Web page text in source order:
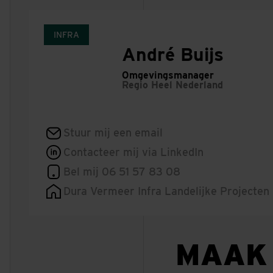
INFRA
André Buijs
Omgevingsmanager
Regio Heel Nederland
Stuur mij een email
Contacteer mij via LinkedIn
Bel mij 06 51 57 83 08
Dura Vermeer Infra Landelijke Projecten
MAAK